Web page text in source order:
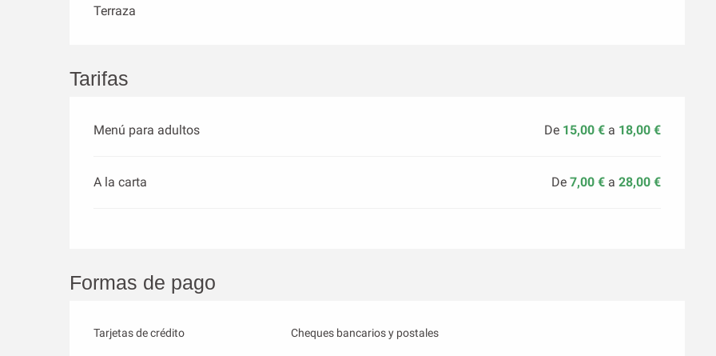
Terraza
Tarifas
Menú para adultos De 15,00 € a 18,00 €
A la carta De7,00 € a28,00 €
Formas de pago
Tarjetas de crédito Cheques bancarios y postales